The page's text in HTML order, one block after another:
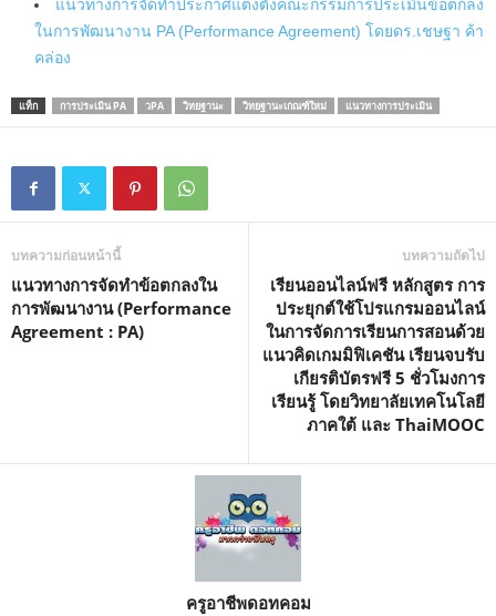
แนวทางการจัดทำประกาศแต่งตั้งคณะกรรมการประเมินข้อตกลง
ในการพัฒนางาน PA (Performance Agreement) โดยดร.เชษฐา ค้า
คล่อง
แท็ก การประเมิน PA วPA วิทยฐานะ วิทยฐานะเกณฑ์ใหม่ แนวทางการประเมิน
บทความก่อนหน้านี้
แนวทางการจัดทำข้อตกลงใน
การพัฒนางาน (Performance
Agreement : PA)
บทความถัดไป
เรียนออนไลน์ฟรี หลักสูตร การ
ประยุกต์ใช้โปรแกรมออนไลน์
ในการจัดการเรียนการสอนด้วย
แนวคิดเกมมิฟิเคชัน เรียนจบรับ
เกียรติบัตรฟรี 5 ชั่วโมงการ
เรียนรู้ โดยวิทยาลัยเทคโนโลยี
ภาคใต้ และ ThaiMOOC
ครูอาชีพดอทคอม